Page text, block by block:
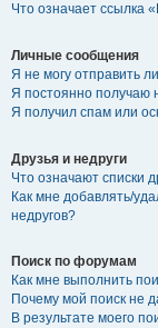
Что означает ссылка
Личные сообщения
Я не могу отправить
Я постоянно получаю
Я получил спам или
Друзья и недруги
Что означают списки
Как мне добавлять/
недругов?
Поиск по форумам
Как мне выполнить
Почему мой поиск не
В результате моего